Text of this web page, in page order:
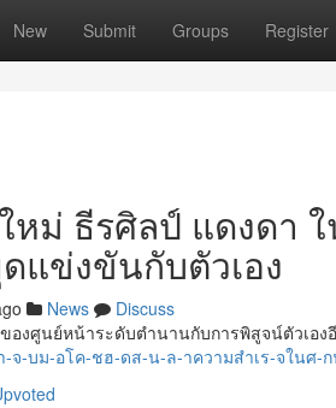
New Submit Groups Register
หม่ ธีรศิลป์ แดงดา
แข่งขันกับตัวเอง
News
Discuss
องศูนย์หน้าระดับตำนานกับการพิสูจน์ตัวเอง
จ-บม-อโค-ชฮ-ดส-น-ล-าความสำเร-จในศ-